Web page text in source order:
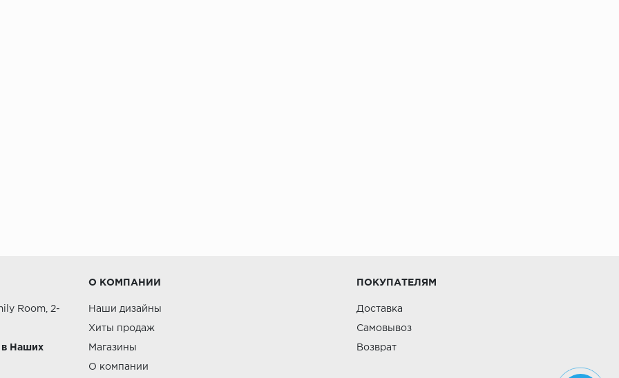
Room, 2-
в Наших
О КОМПАНИИ
Наши дизайны
Хиты продаж
Магазины
О компании
ПОКУПАТЕЛЯМ
Доставка
Самовывоз
Возврат